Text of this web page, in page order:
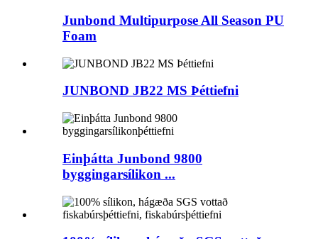
Junbond Multipurpose All Season PU
Foam
JUNBOND JB22 MS Þéttiefni
Einþátta Junbond 9800
byggingarsílikon ...